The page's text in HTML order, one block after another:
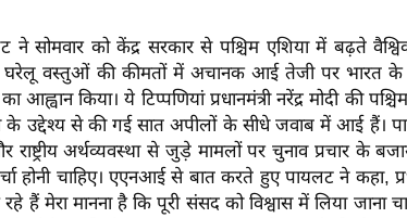
ने सोमवार को केंद्र सरकार से पश्चिम एशिया में बढ़ते
घरेलू वस्तुओं की कीमतों में अचानक आई तेजी पर भारत
किया। ये टिप्पणियां प्रधानमंत्री नरेंद्र मोदी की
उद्देश्य से की गई सात अपीलों के सीधे जवाब में आई हैं।
और राष्ट्रीय अर्थव्यवस्था से जुड़े मामलों पर चुनाव प्रचार के
होनी चाहिए। एएनआई से बात करते हुए पायलट ने कहा,
हैं मेरा मानना ​​है कि पूरी संसद को विश्वास में लिया जाना